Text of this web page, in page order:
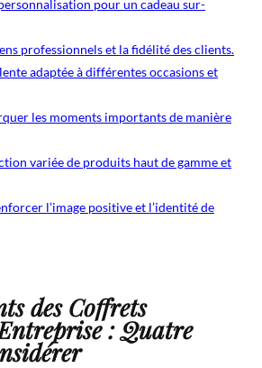
pour un cadeau sur-
professionnels et la fidélité des clients.
adaptée à différentes occasions et
les moments importants de manière
variée de produits haut de gamme et
l’image positive et l’identité de
des Coffrets
: Quatre